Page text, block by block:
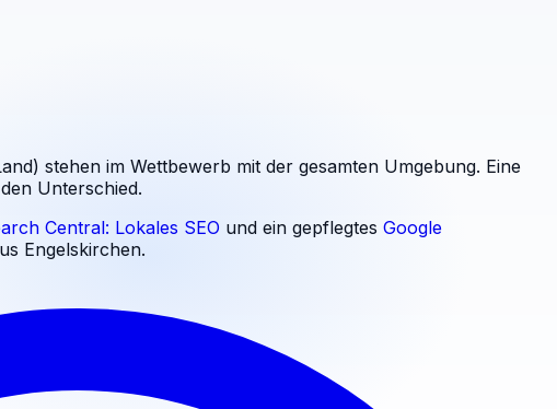
stehen im Wettbewerb mit der gesamten Umgebung. Eine
Unterschied.
Central: Lokales SEO und ein gepflegtes Google
Engelskirchen.